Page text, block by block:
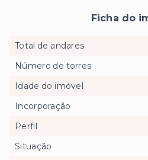
Ficha do
Total de andares
Número de torres
Idade do imóvel
Incorporação
Perfil
Situação